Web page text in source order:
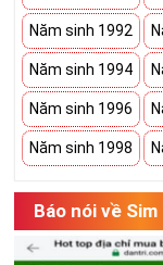
Năm sinh 1992
Năm sinh 1994
Năm sinh 1996
Năm sinh 1998
Báo nói về